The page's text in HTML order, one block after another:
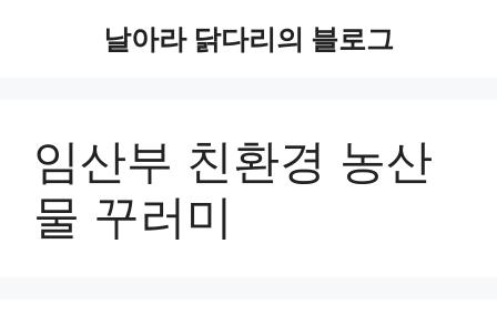
날아라 닭다리의 블로그
임산부 친환경 농산
물 꾸러미